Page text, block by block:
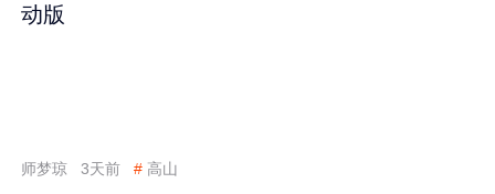
动版
师梦琼 3天前 # 高山